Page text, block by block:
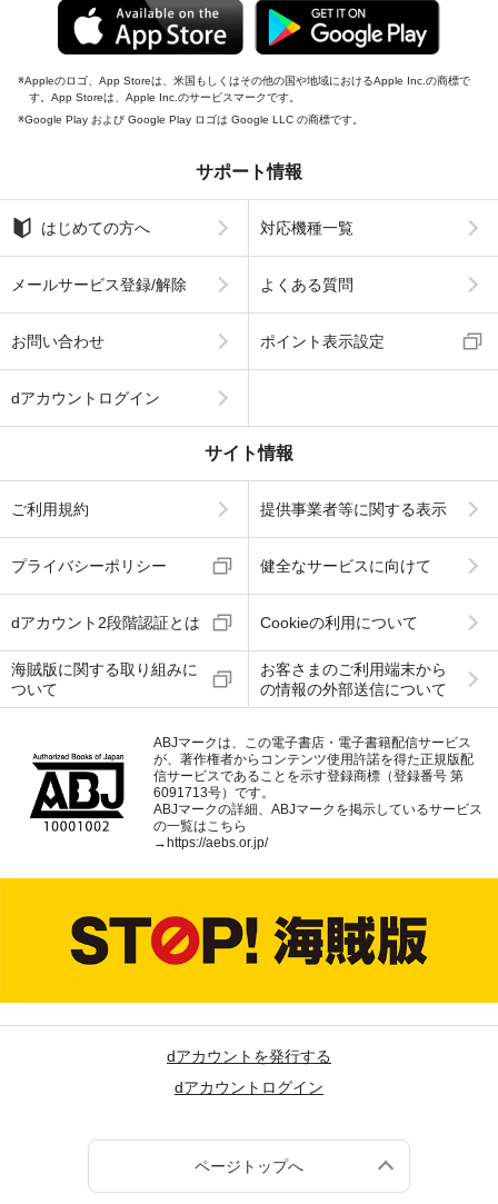
Appleのロゴ、App Storeは、米国もしくはその他の国や地域におけるApple Inc.の商標で
す。App Storeは、Apple Inc.のサービスマークです。
Google Play および Google Play ロゴは Google LLC の商標です。
サポート情報
はじめての方へ 対応機種一覧
メールサービス登録/解除 よくある質問
お問い合わせ ポイント表示設定
dアカウントログイン
サイト情報
ご利用規約 提供事業者等に関する表示
プライバシーポリシー 健全なサービスに向けて
dアカウント2段階認証とは Cookieの利用について
海賊版に関する取り組みに
ついて
お客さまのご利用端末から
の情報の外部送信について
ABJマークは、この電子書店・電子書籍配信サービス
が、著作権者からコンテンツ使用許諾を得た正規版配
信サービスであることを示す登録商標（登録番号 第
6091713号）です。
ABJマークの詳細、ABJマークを掲示しているサービス
の一覧はこちら
→https://aebs.or.jp/
dアカウントを発行する
dアカウントログイン
ページトップへ